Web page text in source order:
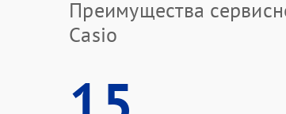
Преимущества
Casio